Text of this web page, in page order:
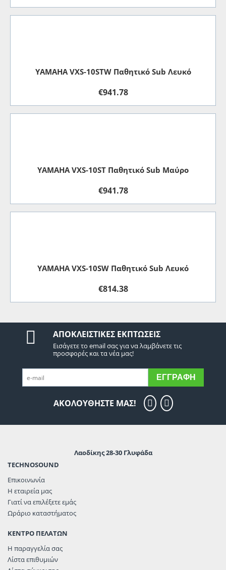
YAMAHA VXS-10STW Παθητικό Sub Λευκό
€941.78
YAMAHA VXS-10ST Παθητικό Sub Μαύρο
€941.78
YAMAHA VXS-10SW Παθητικό Sub Λευκό
€814.38
ΑΠΟΚΛΕΙΣΤΙΚΈΣ ΕΚΠΤΏΣΕΙΣ
Εισάγετε το email σας για να λαμβάνετε τις
προσφορές και τα νέα μας!
ΕΓΓΡΑΦΉ
ΑΚΟΛΟΥΘΗΣΤΕ ΜΑΣ!
Λαοδίκης 28-30 Γλυφάδα
TECHNOSOUND
Επικοινωνία
Η εταιρεία μας
Γιατί να επιλέξετε εμάς
Ωράριο καταστήματος
ΚΕΝΤΡΟ ΠΕΛΑΤΩΝ
Η παραγγελία σας
Λίστα επιθυμιών